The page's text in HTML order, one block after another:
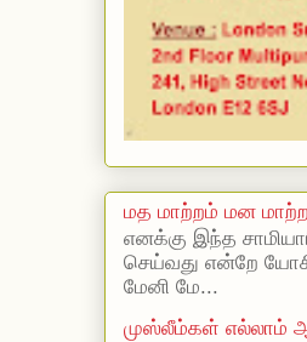
மத மாற்றம் மன
எனக்கு இந்த
செய்வது என்றே
மேனி மே...
முஸ்லீம்கள் எல்லாம்